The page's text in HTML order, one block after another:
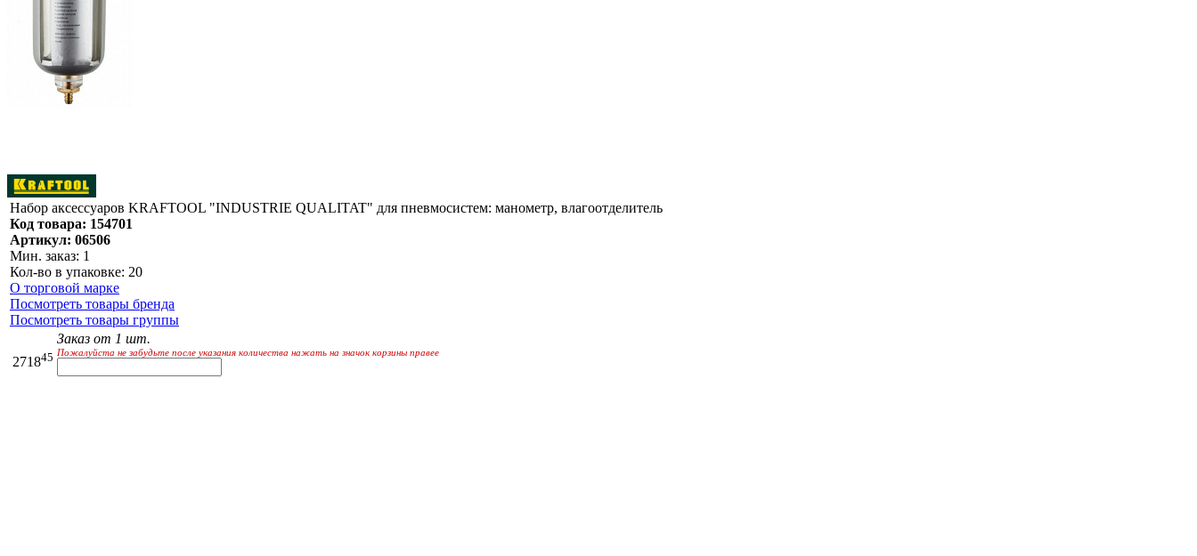
Набор аксессуаров KRAFTOOL "INDUSTRIE QUALITAT" для пневмосистем: манометр, влагоотделитель
Код товара: 154701
Артикул: 06506
Мин. заказ: 1
Кол-во в упаковке: 20
О торговой марке
Посмотреть товары бренда
Посмотреть товары группы
271845
Заказ от 1 шт.
Пожалуйста не забудьте после указания количества нажать на значок корзины правее